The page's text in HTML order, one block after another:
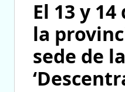
El 13 y
la
sede de